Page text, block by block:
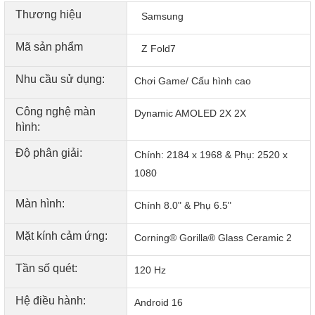
Lần đầu tiên trên điện thoại Gập Galaxy, kính Corning®
Gorilla® Glass Ceramic 2 được sử dụng để tăng độ đàn hồi
cùng với kính Corning® Gorilla® Glass Victus®
Thương hiệu Samsung
Mã sản phẩm Z Fold7
Nhu cầu sử dụng: Chơi Game/ Cấu hình cao
Công nghệ màn
hình:
Dynamic AMOLED 2X 2X
Độ phân giải:
Chính: 2184 x 1968 & Phụ: 2520 x
1080
Màn hình: Chính 8.0" & Phụ 6.5"
Mặt kính cảm ứng: Corning® Gorilla® Glass Ceramic 2
Tần số quét: 120 Hz
Hệ điều hành: Android 16